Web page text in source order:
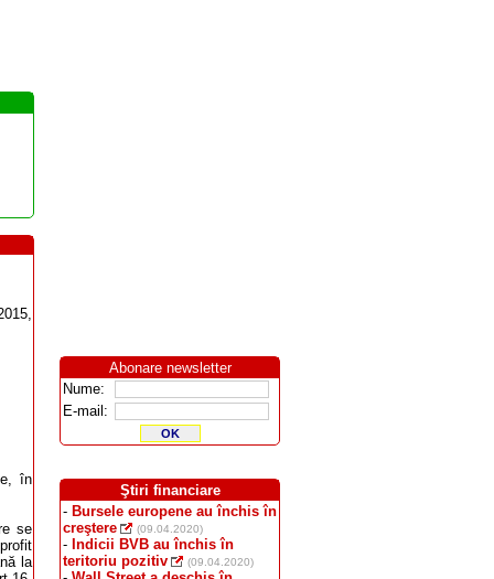
în
se
la
Abonare newsletter
Nume:
E-mail:
Ştiri financiare
- Bursele europene au închis în
creştere
(09.04.2020)
- Indicii BVB au închis în
teritoriu pozitiv
(09.04.2020)